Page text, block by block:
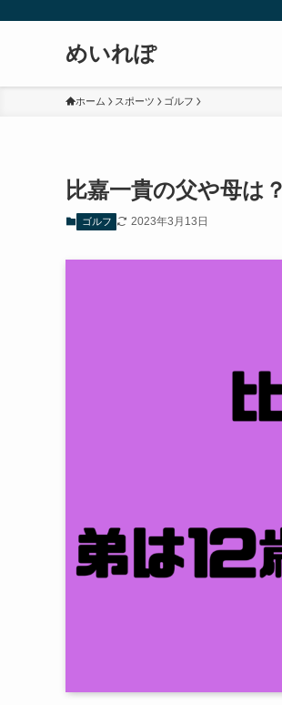
めいれぽ
ホーム スポーツ ゴルフ
比嘉一貴の父や母は
ゴルフ 2023年3月13日